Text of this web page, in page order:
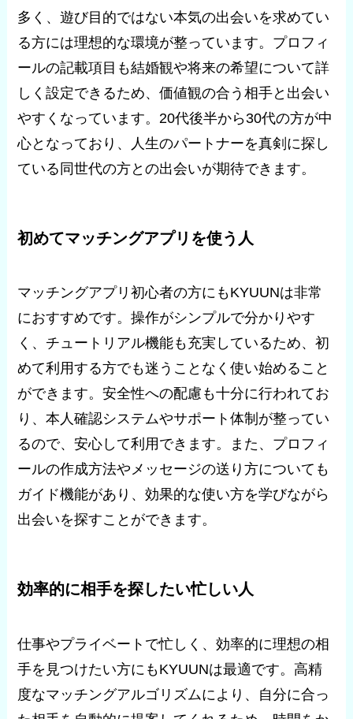
多く、遊び目的ではない本気の出会いを求めてい
る方には理想的な環境が整っています。プロフィ
ールの記載項目も結婚観や将来の希望について詳
しく設定できるため、価値観の合う相手と出会い
やすくなっています。20代後半から30代の方が中
心となっており、人生のパートナーを真剣に探し
ている同世代の方との出会いが期待できます。
初めてマッチングアプリを使う人
マッチングアプリ初心者の方にもKYUUNは非常
におすすめです。操作がシンプルで分かりやす
く、チュートリアル機能も充実しているため、初
めて利用する方でも迷うことなく使い始めること
ができます。安全性への配慮も十分に行われてお
り、本人確認システムやサポート体制が整ってい
るので、安心して利用できます。また、プロフィ
ールの作成方法やメッセージの送り方についても
ガイド機能があり、効果的な使い方を学びながら
出会いを探すことができます。
効率的に相手を探したい忙しい人
仕事やプライベートで忙しく、効率的に理想の相
手を見つけたい方にもKYUUNは最適です。高精
度なマッチングアルゴリズムにより、自分に合っ